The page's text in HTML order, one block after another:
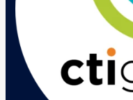
Rangkaian
Solusi
Keamanan
Digital